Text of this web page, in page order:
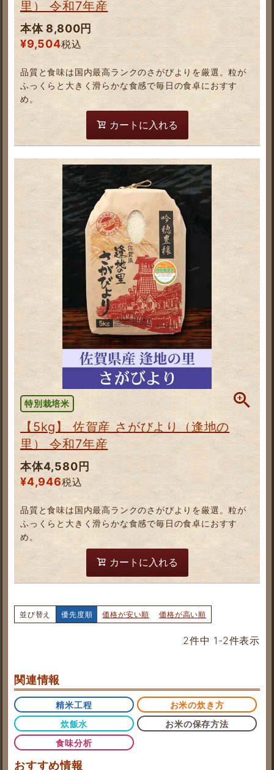
里） 令和7年産
本体 8,800円
¥9,504税込
品質と食味は国内最高ランクのさがびよりを厳選。粒が
ふっくらと大きく滑らかな食感で毎日の食卓におすす
め。
カートに入れる
特別栽培米
【5kg】 佐賀産 さがびより（逢地の
里） 令和7年産
本体4,580円
¥4,946税込
品質と食味は国内最高ランクのさがびよりを厳選。粒が
ふっくらと大きく滑らかな食感で毎日の食卓におすす
め。
カートに入れる
並び替え 優先度順 価格が安い順 価格が高い順
2件中 1 -2件表示
関連情報
精米工程
お米の炊き方
炊飯水
お米の保存方法
食味分析
おすすめ情報